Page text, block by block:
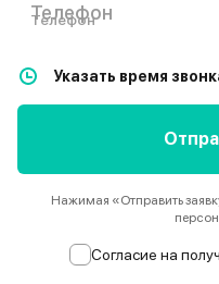
Телефон
Указать время
Нажимая «Отправить
Согласие на